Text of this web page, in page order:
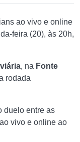
ao vivo e online
feira (20), às 20h,
, na Fonte
rodada
duelo entre as
vivo e online ao